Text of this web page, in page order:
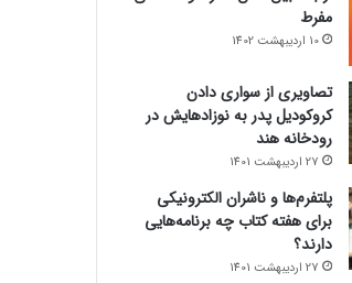
مفرط
10 اردیبهشت 1402
تصاویری از سواری دادن
کروکودیل پدر به نوزادهایش در
رودخانه هند
27 اردیبهشت 1401
پلتفرم‌ها و ناشران الکترونیکی
برای هفته کتاب چه برنامه‌هایی
دارند؟
27 اردیبهشت 1401